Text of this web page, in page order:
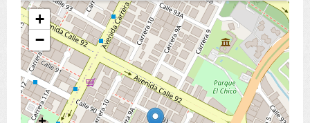
+
−